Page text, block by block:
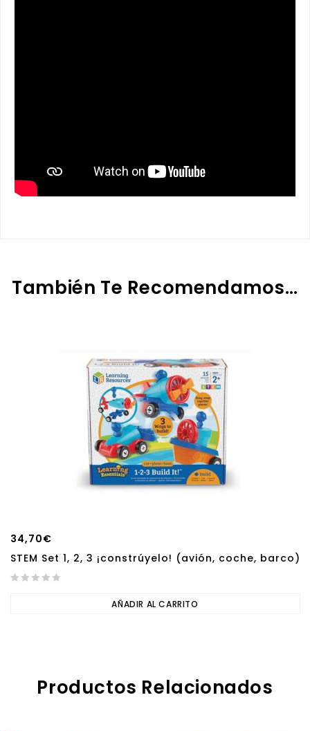
También Te Recomendamos…
34,70€
STEM Set 1, 2, 3 ¡constrúyelo! (avión, coche, barco)
AÑADIR AL CARRITO
Productos Relacionados